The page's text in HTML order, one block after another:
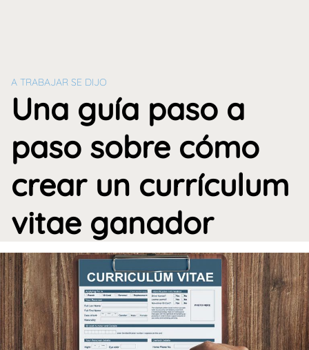
A TRABAJAR SE DIJO
Una guía paso a
paso sobre cómo
crear un currículum
vitae ganador